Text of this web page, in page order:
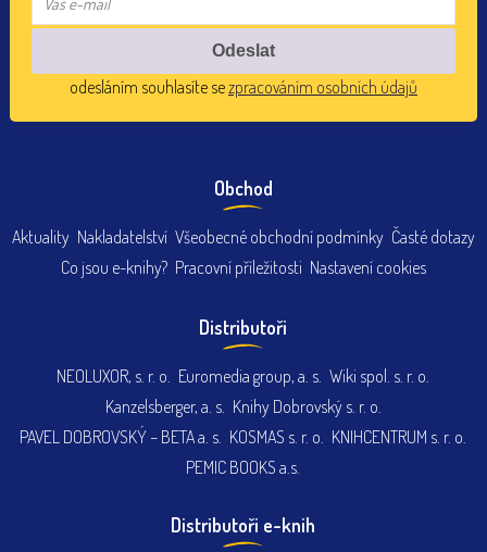
odesláním souhlasíte sezpracováním osobních údajů
Obchod
Aktuality Nakladatelství Všeobecné obchodní podmínky Časté dotazy
Co jsou e-knihy? Pracovní příležitosti Nastavení cookies
Distributoři
NEOLUXOR, s. r. o. Euromedia group, a. s. Wiki spol. s. r. o.
Kanzelsberger, a. s. Knihy Dobrovský s. r. o.
PAVEL DOBROVSKÝ – BETA a. s. KOSMAS s. r. o. KNIHCENTRUM s. r. o.
PEMIC BOOKS a.s.
Distributoři e-knih